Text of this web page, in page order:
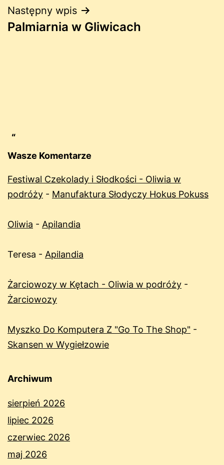
Następny wpis
Palmiarnia w Gliwicach
Wasze Komentarze
Festiwal Czekolady i Słodkości - Oliwia w
podróży - Manufaktura Słodyczy Hokus Pokuss
Oliwia - Apilandia
Teresa - Apilandia
Żarciowozy w Kętach - Oliwia w podróży -
Żarciowozy
Myszko Do Komputera Z "Go To The Shop" -
Skansen w Wygiełzowie
Archiwum
sierpień 2026
lipiec 2026
czerwiec 2026
maj 2026